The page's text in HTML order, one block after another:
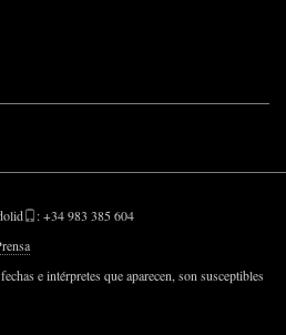
: +34 983 385 604
e intérpretes que aparecen, son susceptibles